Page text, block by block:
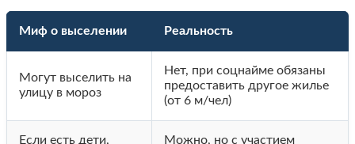
Миф о выселении Реальность
Могут выселить на
улицу в мороз
Нет, при соцнайме обязаны
предоставить другое жилье
(от 6 м/чел)
Если есть дети,
Можно, но с участием